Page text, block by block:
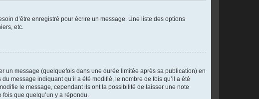
d’être enregistré pour écrire un message. Une liste des options
etc.
un message (quelquefois dans une durée limitée après sa publication) en
message indiquant qu’il a été modifié, le nombre de fois qu’il a été
le message, cependant ils ont la possibilité de laisser une note
que quelqu’un y a répondu.